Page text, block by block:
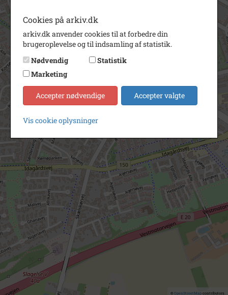
© OpenStreetMapcontributors.
Cookies på arkiv.dk
arkiv.dk anvender cookies til at forbedre din
brugeroplevelse og til indsamling af statistik.
Nødvendig
Statistik
Marketing
Accepter nødvendige Accepter valgte
Vis cookie oplysninger